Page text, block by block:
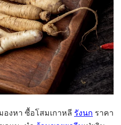
งหา ซื้อโสมเกาหลี รังนก ราคา